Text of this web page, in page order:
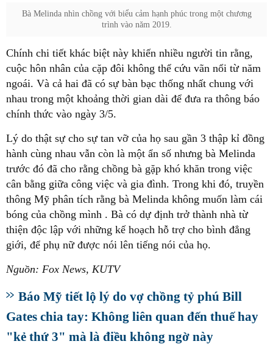
Bà Melinda nhìn chồng với biểu cảm hạnh phúc trong một chương
trình vào năm 2019.
Chính chi tiết khác biệt này khiến nhiều người tin rằng,
cuộc hôn nhân của cặp đôi không thể cứu vãn nổi từ năm
ngoái. Và cả hai đã có sự bàn bạc thống nhất chung với
nhau trong một khoảng thời gian dài để đưa ra thông báo
chính thức vào ngày 3/5.
Lý do thật sự cho sự tan vỡ của họ sau gần 3 thập kỉ đồng
hành cùng nhau vẫn còn là một ẩn số nhưng bà Melinda
trước đó đã cho rằng chồng bà gặp khó khăn trong việc
cân bằng giữa công việc và gia đình. Trong khi đó, truyền
thông Mỹ phân tích rằng bà Melinda không muốn làm cái
bóng của chồng mình . Bà có dự định trở thành nhà từ
thiện độc lập với những kế hoạch hỗ trợ cho bình đẳng
giới, để phụ nữ được nói lên tiếng nói của họ.
Nguồn: Fox News, KUTV
Báo Mỹ tiết lộ lý do vợ chồng tỷ phú Bill
Gates chia tay: Không liên quan đến thuế hay
"kẻ thứ 3" mà là điều không ngờ này